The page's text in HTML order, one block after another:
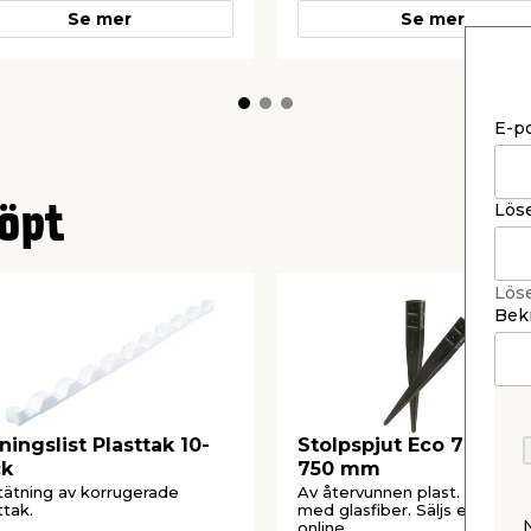
ljummet vatten räcker
vid behov med
vattenfläckar
vid rengöring
kan skada ytan
Se mer Se mer
Plasttak 10-
av korrugerade
Stolpspjut Eco 71 x 71 x
750 mm
Av återvunnen plast.
med glasfiber. Säljs endast
online.
E-